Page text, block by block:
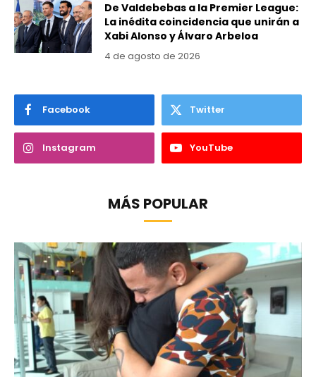
De Valdebebas a la Premier League:
La inédita coincidencia que unirán a
Xabi Alonso y Álvaro Arbeloa
4 de agosto de 2026
Facebook Twitter
Instagram YouTube
MÁS POPULAR